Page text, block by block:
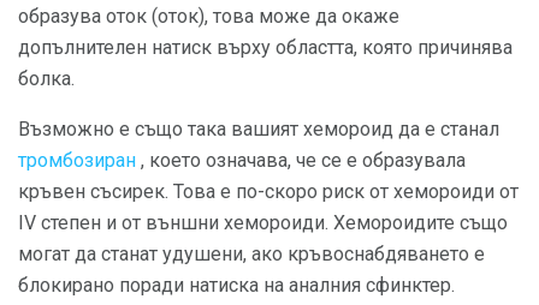
образува оток (оток), това може да окаже
допълнителен натиск върху областта, която причинява
болка.
Възможно е също така вашият хемороид да е станал
тромбозиран , което означава, че се е образувала
кръвен съсирек. Това е по-скоро риск от хемороиди от
ІV степен и от външни хемороиди. Хемороидите също
могат да станат удушени, ако кръвоснабдяването е
блокирано поради натиска на аналния сфинктер.